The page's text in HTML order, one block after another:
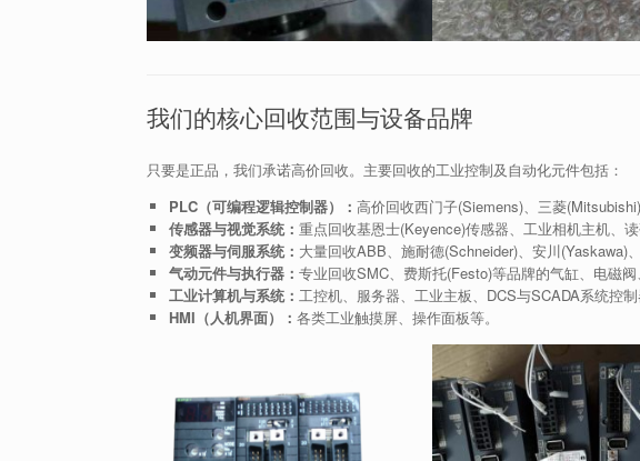
我们的核心回收范围与设备品牌
只要是正品，我们承诺高价回收。主要回收的工业控制及自动化元件包括：
PLC（可编程逻辑控制器）： 高价回收西门子(Siemens)、三菱
传感器与视觉系统： 重点回收基恩士(Keyence)传感器、工业相机主机、
变频器与伺服系统： 大量回收ABB、施耐德(Schneider)、安川(Yaskawa)
气动元件与执行器： 专业回收SMC、费斯托(Festo)等品牌的气缸、电磁阀
工业计算机与系统： 工控机、服务器、工业主板、DCS与SCADA系统控制
HMI（人机界面）： 各类工业触摸屏、操作面板等。